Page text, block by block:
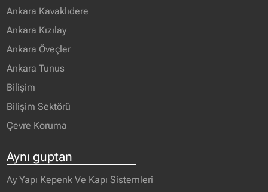
Ankara Kavaklıdere
Ankara Kızılay
Ankara Öveçler
Ankara Tunus
Bilişim
Bilişim Sektörü
Çevre Koruma
Aynı guptan
Ay Yapı Kepenk Ve Kapı Sistemleri